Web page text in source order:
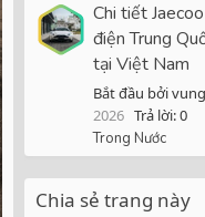
Chi tiết
điện Trung
tại Việt Nam
Bắt đầu bởi
2026 Trả lời: 0
Trong Nước
Chia sẻ trang này